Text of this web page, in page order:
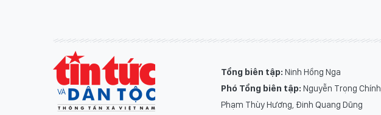
Tổng biên tập: Ninh Hồng Nga
Phó Tổng biên tập: Nguyễn Trọng Chính
Phạm Thùy Hương, Đinh Quang Dũng